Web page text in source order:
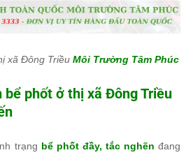
xã Đông Triều Môi Trường Tâm Phúc
bể phốt ở thị xã Đông Triều
trạng bể phốt đầy, tắc nghẽn đang